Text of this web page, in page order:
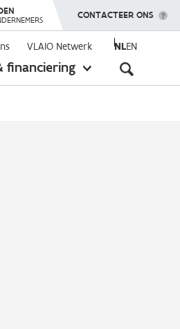
TOON MENU
CONTACTEER ONS
VLAIO Netwerk NLEN
financiering
toon